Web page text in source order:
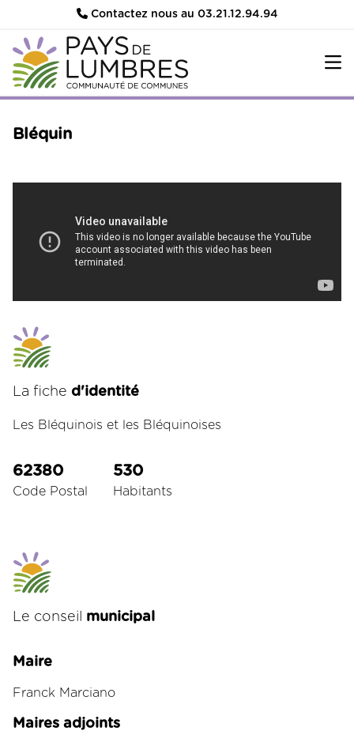
Contactez nous au 03.21.12.94.94
Bléquin
La fiche d'identité
Les Bléquinois et les Bléquinoises
62380
Code Postal
530
Habitants
Le conseil municipal
Maire
Franck Marciano
Maires adjoints